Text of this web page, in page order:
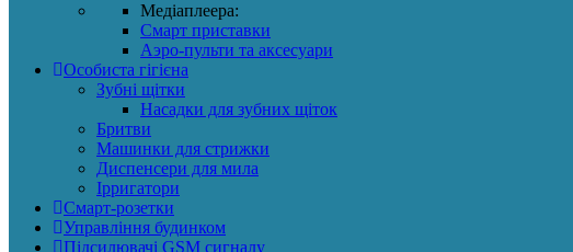
Медіаплеера:
Смарт приставки
Аэро-пульти та аксесуари
Особиста гігієна
Зубні щітки
Насадки для зубних щіток
Бритви
Машинки для стрижки
Диспенсери для мила
Ірригатори
Смарт-розетки
Управління будинком
Підсилювачі GSM сигналу